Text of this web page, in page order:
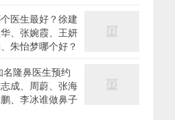
医生最好？徐建
、张婉霞、王妍
朱怡梦哪个好？
隆鼻医生预约
成、周蔚、张海
、李冰谁做鼻子